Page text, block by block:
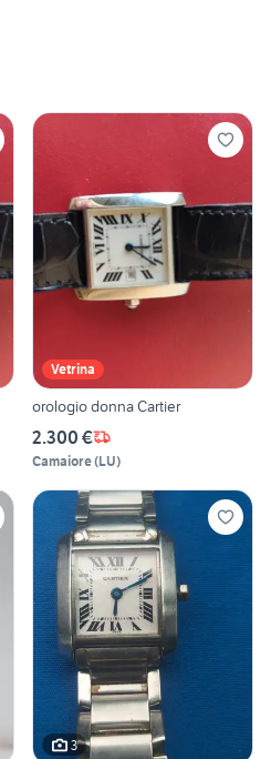
Vetrina
orologio donna Cartier
2.300 €
Camaiore(LU)
3